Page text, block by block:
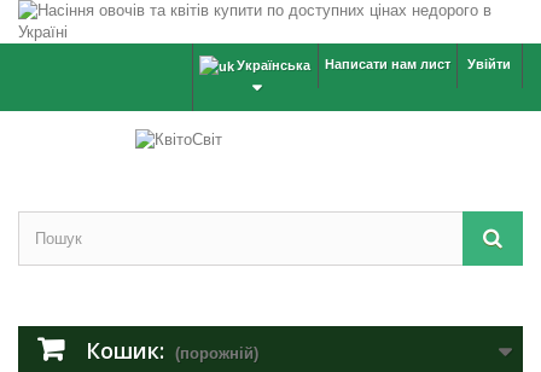
Увійти
Написати нам лист
Українська
Кошик: (порожній)